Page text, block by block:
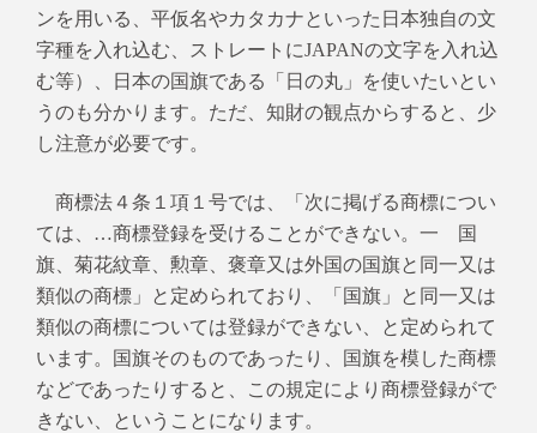
ンを用いる、平仮名やカタカナといった日本独自の文
字種を入れ込む、ストレートにJAPANの文字を入れ込
む等）、日本の国旗である「日の丸」を使いたいとい
うのも分かります。ただ、知財の観点からすると、少
し注意が必要です。
商標法４条１項１号では、「次に掲げる商標につい
ては、 …商標登録を受けることができない。一 国
旗、菊花紋章、勲章、褒章又は外国の国旗と同一又は
類似の商標」と定められており、「国旗」と同一又は
類似の商標については登録ができない、と定められて
います。国旗そのものであったり、国旗を模した商標
などであったりすると、この規定により商標登録がで
きない、ということになります。